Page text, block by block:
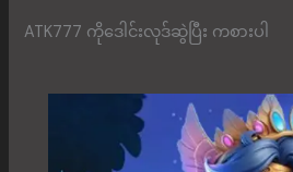
ATK777 ကိုဒေါင်းလုဒ်ဆွဲပြီး ကစားပါ